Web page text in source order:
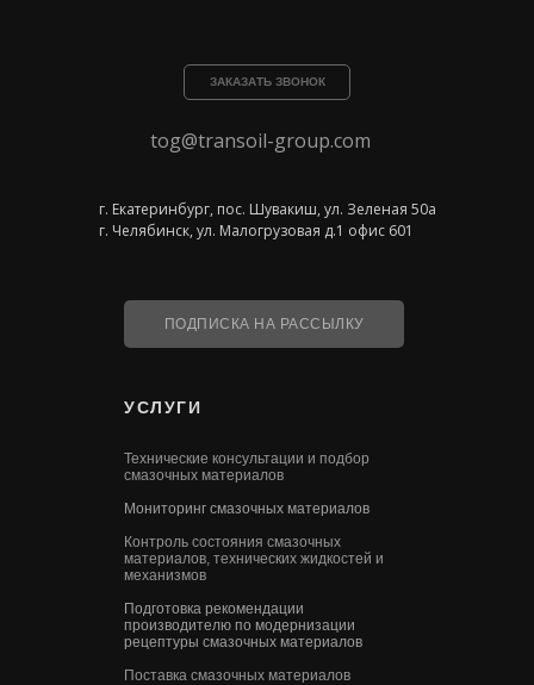
УСЛУГИ
Технические консультации и подбор
смазочных материалов
Мониторинг смазочных материалов
Контроль состояния смазочных
материалов, технических жидкостей и
механизмов
Подготовка рекомендации
производителю по модернизации
рецептуры смазочных материалов
Поставка смазочных материалов
ПОДПИСКА НА РАССЫЛКУ
ЗАКАЗАТЬ ЗВОНОК
tog@transoil-group.com
г. Екатеринбург, пос. Шувакиш, ул. Зеленая 50а
г. Челябинск, ул. Малогрузовая д.1 офис 601